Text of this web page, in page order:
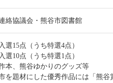
絡協議会・熊谷市図書館
点（うち特選4点）
10点（うち特選1点）
本、熊谷ゆかりのグッズ等
を題材にした優秀作品には「熊谷